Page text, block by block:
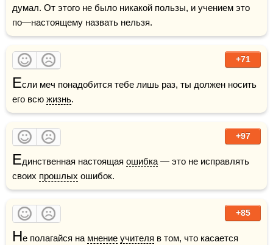
думал. От этого не было никакой пользы, и учением это
по—настоящему назвать нельзя.
+71
Если меч понадобится тебе лишь раз, ты должен носить
его всю жизнь.
+97
Единственная настоящая ошибка — это не исправлять
своих прошлых ошибок.
+85
Не полагайся на мнение учителя в том, что касается